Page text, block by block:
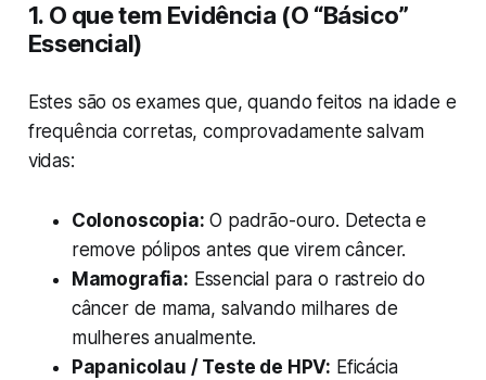
1. O que tem Evidência (O “Básico”
Essencial)
Estes são os exames que, quando feitos na idade e
frequência corretas, comprovadamente salvam
vidas:
Colonoscopia: O padrão-ouro. Detecta e
remove pólipos antes que virem câncer.
Mamografia: Essencial para o rastreio do
câncer de mama, salvando milhares de
mulheres anualmente.
Papanicolau / Teste de HPV: Eficácia